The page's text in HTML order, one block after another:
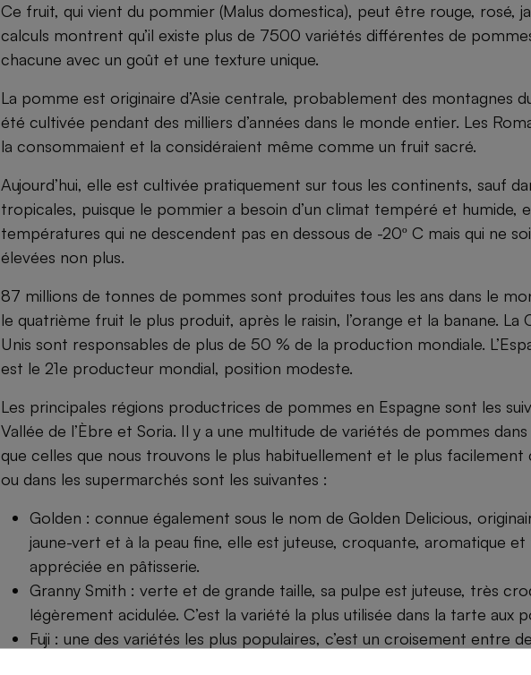
Ce fruit, qui vient du pommier (Malus domestica), peut être rouge, rosé,
calculs montrent qu’il existe plus de 7500 variétés différentes de
chacune avec un goût et une texture unique.
La pomme est originaire d’Asie centrale, probablement des montagnes
été cultivée pendant des milliers d’années dans le monde entier. Les
la consommaient et la considéraient même comme un fruit sacré.
Aujourd’hui, elle est cultivée pratiquement sur tous les continents, sauf
tropicales, puisque le pommier a besoin d’un climat tempéré et humide,
températures qui ne descendent pas en dessous de -20º C mais qui ne
élevées non plus.
87 millions de tonnes de pommes sont produites tous les ans dans le
le quatrième fruit le plus produit, après le raisin, l’orange et la banane. La
Unis sont responsables de plus de 50 % de la production mondiale.
est le 21e producteur mondial, position modeste.
Les principales régions productrices de pommes en Espagne sont les
Vallée de l’Èbre et Soria. Il y a une multitude de variétés de pommes
que celles que nous trouvons le plus habituellement et le plus facilement
ou dans les supermarchés sont les suivantes :
Golden : connue également sous le nom de Golden Delicious,
jaune-vert et à la peau fine, elle est juteuse, croquante, aromatique et
appréciée en pâtisserie.
Granny Smith : verte et de grande taille, sa pulpe est juteuse, très
légèrement acidulée. C’est la variété la plus utilisée dans la tarte aux
Fuji : une des variétés les plus populaires, c’est un croisement entre